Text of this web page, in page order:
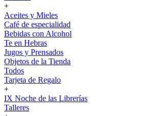
+
Aceites y Mieles
Café de especialidad
Bebidas con Alcohol
Te en Hebras
Jugos y Prensados
Objetos de la Tienda
Todos
Tarjeta de Regalo
+
IX Noche de las Librerías
Talleres